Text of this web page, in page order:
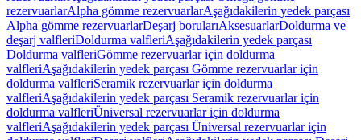
rezervuarlarAlpha gömme rezervuarlarAşağıdakilerin yedek parçası
Alpha gömme rezervuarlarDeşarj borularıAksesuarlarDoldurma ve
deşarj valfleriDoldurma valfleriAşağıdakilerin yedek parçası
Doldurma valfleriGömme rezervuarlar için doldurma
valfleriAşağıdakilerin yedek parçası Gömme rezervuarlar için
doldurma valfleriSeramik rezervuarlar için doldurma
valfleriAşağıdakilerin yedek parçası Seramik rezervuarlar için
doldurma valfleriÜniversal rezervuarlar için doldurma
valfleriAşağıdakilerin yedek parçası Üniversal rezervuarlar için